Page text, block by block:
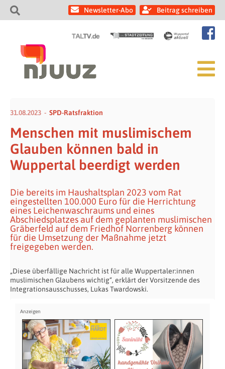
Newsletter-Abo Beitrag schreiben
31.08.2023 SPD-Ratsfraktion
Menschen mit muslimischem
Glauben können bald in
Wuppertal beerdigt werden
Die bereits im Haushaltsplan 2023 vom Rat
eingestellten 100.000 Euro für die Herrichtung
eines Leichenwaschraums und eines
Abschiedsplatzes auf dem geplanten muslimischen
Gräberfeld auf dem Friedhof Norrenberg können
für die Umsetzung der Maßnahme jetzt
freigegeben werden.
„Diese überfällige Nachricht ist für alle Wuppertaler:innen
muslimischen Glaubens wichtig“, erklärt der Vorsitzende des
Integrationsausschusses, Lukas Twardowski.